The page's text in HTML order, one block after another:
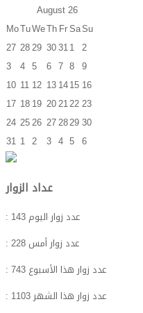
August26
MoTuWeThFrSaSu
27 2829 30311 2
3 4 5 6 7 8 9
10 11 12 131415 16
17 1819 20212223
24 2526 27282930
31 1 2 3 4 5 6
عداد الزوار
: عدد زوار اليوم143
: عدد زوار أمس 228
: عدد زوار هذا الأسبوع 743
: عدد زوار هذا الشهر1103